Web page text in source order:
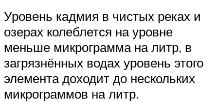
Уровень кадмия в чистых реках и
озерах колеблется на уровне
меньше микрограмма на литр, в
загрязнённых водах уровень этого
элемента доходит до нескольких
микрограммов на литр.